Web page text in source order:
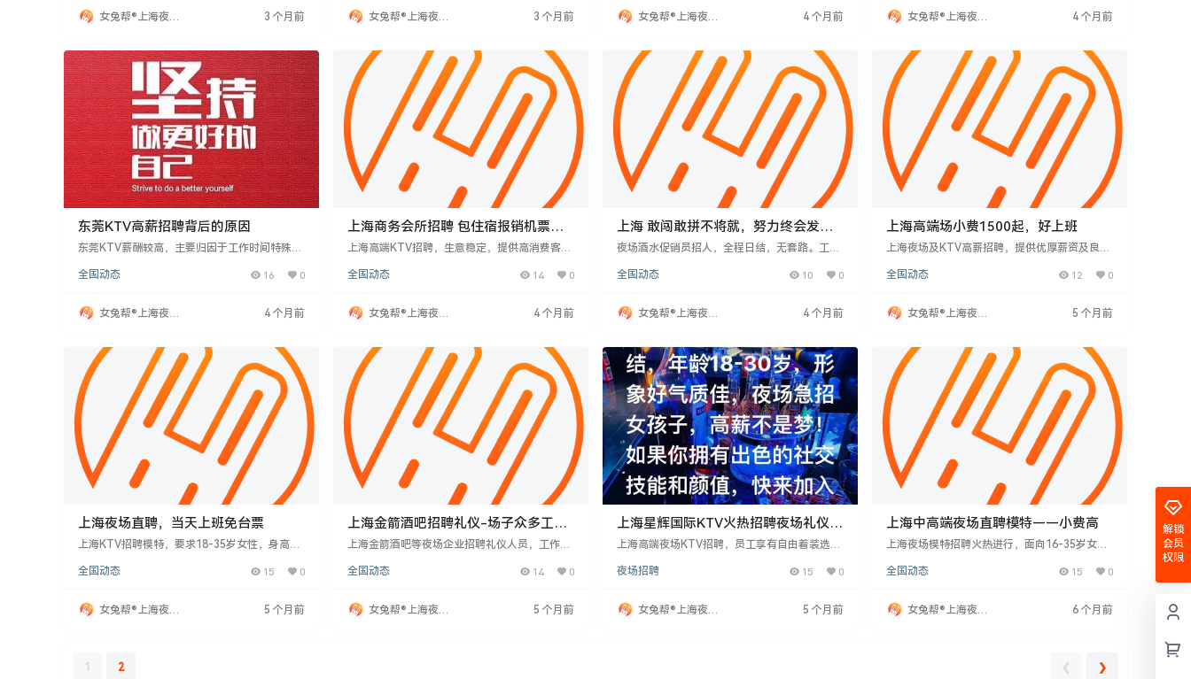
供税后高薪和良好福利，让员工有足够资金回家
团聚，并享受工作乐趣。表现出色的员工可成为
富裕客户
女兔帮®上海夜场
3 个月前
薪酬。拥有唱歌、跳舞等特长能增加竞争力，更
容易获得高薪。总之，想在上海KTV获得高薪，
女兔帮®上海夜场
3 个月前
能提升竞争力。面试中需注意细节与态度，保持
自信专业，清晰表达，以获得面试官青睐。
女兔帮®上海夜场
4 个月前
想。
女兔帮®上海夜场
4 个月前
东莞KTV高薪招聘背后的原因
东莞KTV薪酬较高，主要归因于工作时间特殊
应提高。作为服务行业，KTV顾客消费意愿强，
工形象、沟通能力及处事能力要求高，这些高标
准也支撑了高薪。因此，高薪酬是对员工付出与
全国动态 16 0
女兔帮®上海夜场
4 个月前
上海商务会所招聘 包住宿报销机票二
班多
上海高端KTV招聘，生意稳定，提供高消费客
括佣金和奖金。招聘要求年龄18-35岁，身高15
补贴等福利。适合有志于夜场行业发展的求职
者，机会丰富，环境舒适，团队融洽。
全国动态 14 0
女兔帮®上海夜场
4 个月前
上海 敢闯敢拼不将就，努力终会发
光！
夜场酒水促销员招人，全程日结，无套路。工作
-30岁，身高155cm以上，性格外向，善于沟
合不将就、有追求的人，凭努力赚高薪。
全国动态 10 0
女兔帮®上海夜场
4 个月前
上海高端场小费1500起，好上班
上海夜场及KTV高薪招聘，提供优厚薪资及良好
m以上、形象气质佳、普通话标准。部分场所小
亦可。工资每日结算，提供免费食宿，工作时间
为晚上8点至12点，可选兼职或全职。面试时间
全国动态 12 0
女兔帮®上海夜场
5 个月前
上海夜场直聘，当天上班免台票
上海KTV招聘模特，要求18-35岁女性，身高15
括接待客人、协助服务，工作压力低，无需站
活，无销售任务，面试不收费。客户质量高，工
作环境安全透明，注重员工发展，提供激励机
全国动态 15 0
女兔帮®上海夜场
5 个月前
上海金箭酒吧招聘礼仪-场子众多工作
氛围好
上海金箭酒吧等夜场企业招聘礼仪人员，工作氛
要求年龄19-35岁，身高1.58米以上，性格开
理、接待、服务等，时间灵活。薪资提供日结或
月薪，部分企业有住宿福利。夜场行业需求持续
全国动态 14 0
女兔帮®上海夜场
5 个月前
上海星辉国际KTV火热招聘夜场礼仪-
日结高薪等你来需求量大-不容错过
上海高端夜场KTV招聘，员工享有自由着装选
时间从下午7:30开始，每月6天休息，当天结清
求良好外观和开朗性格。基本日薪10元起，条件
优秀者薪资更高。加入即有机会提升收入，实现
夜场招聘 15 0
女兔帮®上海夜场
5 个月前
上海中高端夜场直聘模特——小费高
上海夜场模特招聘火热进行，面向16-35岁女
机会。公司直接招募，无需中介费，提供免费食
或全职。招聘要求外形佳、普通话标准，能接受
夜场工作。公司注重求职者形象与沟通能力，为
全国动态 15 0
女兔帮®上海夜场
6 个月前
1 2 ❮ ❯
解锁
会员
权限